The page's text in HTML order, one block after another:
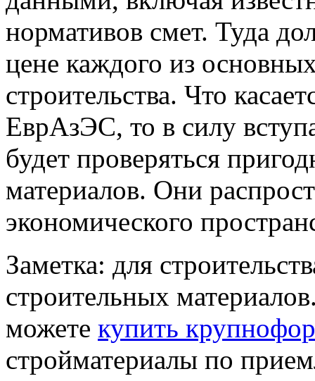
нормативов смет. Туда
цене каждого из
строительства. Что
ЕврАзЭС, то в силу
будет проверяться
материалов. Они
экономического
Заметка: для
строительных
можете купить
стройматериалы по